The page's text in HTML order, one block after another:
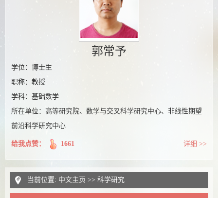
郭常予
学位：博士生
职称：教授
学科：基础数学
所在单位：高等研究院、数学与交叉科学研究中心、非线性期望
前沿科学研究中心
给我点赞： 1661 详细 >>
当前位置: 中文主页 >> 科学研究